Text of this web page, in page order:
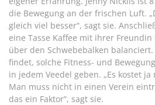
die Bewegung an der frischen Luft.
gleich viel besser“, sagt sie.
eine Tasse Kaffee mit ihrer
über den Schwebebalken
findet, solche Fitness- und
in jedem Veedel geben. „Es kostet
Man muss nicht in einen Verein
das ein Faktor“, sagt sie.